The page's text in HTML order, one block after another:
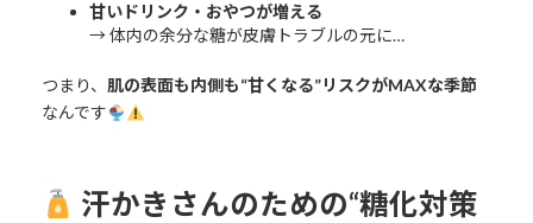
甘いドリンク・おやつが増える
→ 体内の余分な糖が皮膚トラブルの元に…
つまり、 肌の表面も内側も“甘くなる”リスクがMAXな季節
なんです
汗かきさんのための“糖化対策